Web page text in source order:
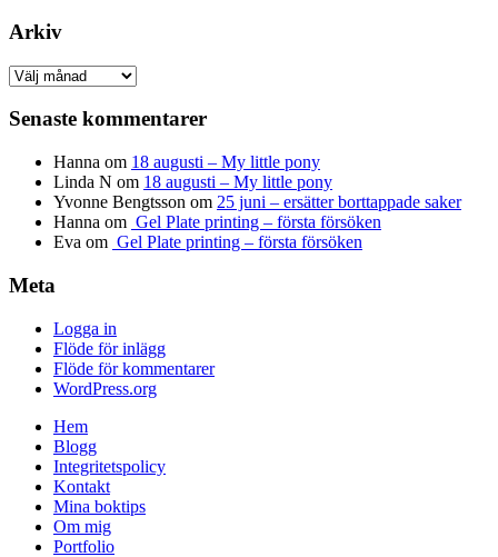
Arkiv
Arkiv
Senaste kommentarer
Hanna om 18 augusti – My little pony
Linda N om 18 augusti – My little pony
Yvonne Bengtsson om 25 juni – ersätter borttappade saker
Hanna om Gel Plate printing – första försöken
Eva om Gel Plate printing – första försöken
Meta
Logga in
Flöde för inlägg
Flöde för kommentarer
WordPress.org
Hem
Blogg
Integritetspolicy
Kontakt
Mina boktips
Om mig
Portfolio